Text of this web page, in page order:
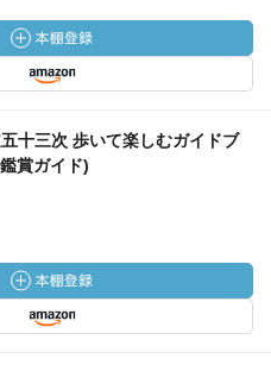
十三次 歩いて楽しむガイドブ
賞ガイド)